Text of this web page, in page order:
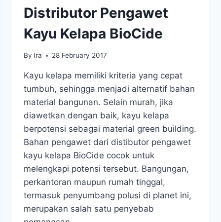
Distributor Pengawet
Kayu Kelapa BioCide
By Ira 28 February 2017
Kayu kelapa memiliki kriteria yang cepat
tumbuh, sehingga menjadi alternatif bahan
material bangunan. Selain murah, jika
diawetkan dengan baik, kayu kelapa
berpotensi sebagai material green building.
Bahan pengawet dari distibutor pengawet
kayu kelapa BioCide cocok untuk
melengkapi potensi tersebut. Bangungan,
perkantoran maupun rumah tinggal,
termasuk penyumbang polusi di planet ini,
merupakan salah satu penyebab